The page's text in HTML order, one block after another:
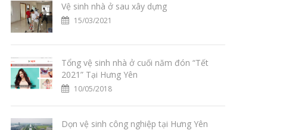
Vệ sinh nhà ở sau xây dựng
15/03/2021
Tổng vệ sinh nhà ở cuối năm đón “Tết
2021” Tại Hưng Yên
10/05/2018
Dọn vệ sinh công nghiệp tại Hưng Yên